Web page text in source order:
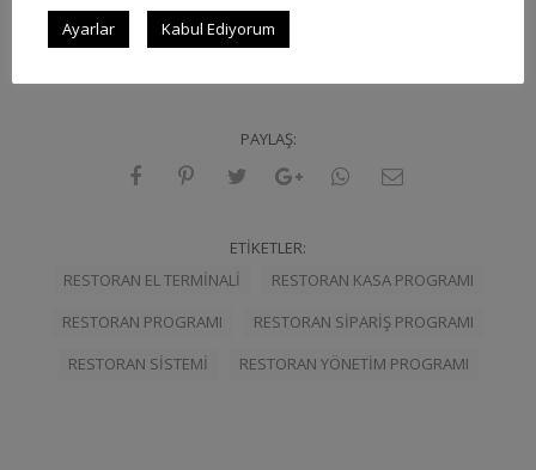
bilgi edinmek için Aybit – Pos sistemi ve raporlarına
bir göz atınız.
PAYLAŞ:
ETIKETLER:
RESTORAN EL TERMINALI
RESTORAN KASA PROGRAMI
RESTORAN PROGRAMI
RESTORAN SIPARIŞ PROGRAMI
RESTORAN SISTEMI
RESTORAN YÖNETIM PROGRAMI
Ayarlar Kabul Ediyorum